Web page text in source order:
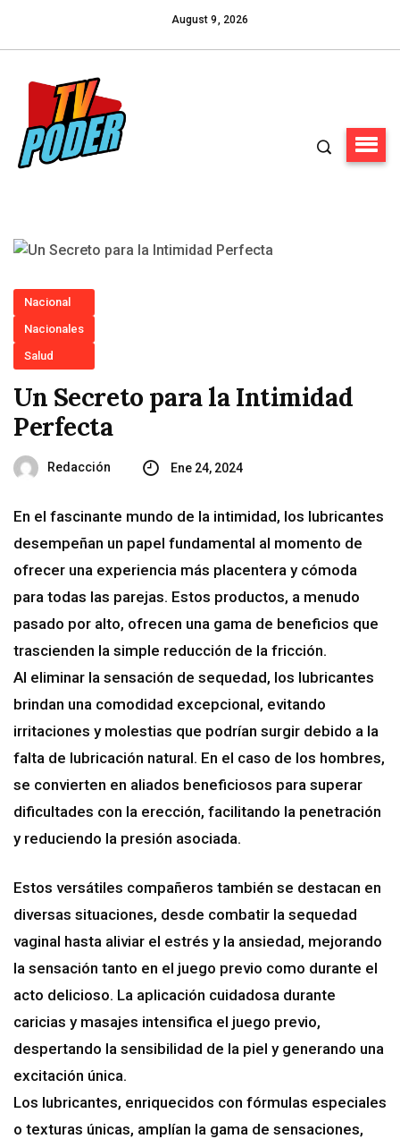
August 9, 2026
Nacional
Nacionales
Salud
Un Secreto para la Intimidad
Perfecta
Redacción Ene 24, 2024
En el fascinante mundo de la intimidad, los lubricantes
desempeñan un papel fundamental al momento de
ofrecer una experiencia más placentera y cómoda
para todas las parejas. Estos productos, a menudo
pasado por alto, ofrecen una gama de beneficios que
trascienden la simple reducción de la fricción.
Al eliminar la sensación de sequedad, los lubricantes
brindan una comodidad excepcional, evitando
irritaciones y molestias que podrían surgir debido a la
falta de lubricación natural. En el caso de los hombres,
se convierten en aliados beneficiosos para superar
dificultades con la erección, facilitando la penetración
y reduciendo la presión asociada.
Estos versátiles compañeros también se destacan en
diversas situaciones, desde combatir la sequedad
vaginal hasta aliviar el estrés y la ansiedad, mejorando
la sensación tanto en el juego previo como durante el
acto delicioso. La aplicación cuidadosa durante
caricias y masajes intensifica el juego previo,
despertando la sensibilidad de la piel y generando una
excitación única.
Los lubricantes, enriquecidos con fórmulas especiales
o texturas únicas, amplían la gama de sensaciones,